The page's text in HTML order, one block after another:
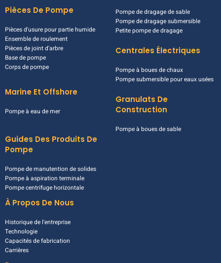
Pièces De Pompe
Pièces d'usure pour partie humide
Ensemble de roulement
Pièces de joint d'arbre
Base de pompe
Corps de pompe
Marine Et Offshore
Pompe à eau de mer
Pompe de dragage de sable
Pompe de dragage submersible
Petite pompe de dragage
Centrales Électriques
Pompe à boues de chaux
Pompe submersible pour eaux usées
Granulats De
Construction
Pompe à boues de sable
Guides Des Produits De
Pompe
Pompe de manutention de solides
Pompe à aspiration terminale
Pompe centrifuge horizontale
À Propos De Nous
Historique de l'entreprise
Technologie
Capacités de fabrication
Carrières